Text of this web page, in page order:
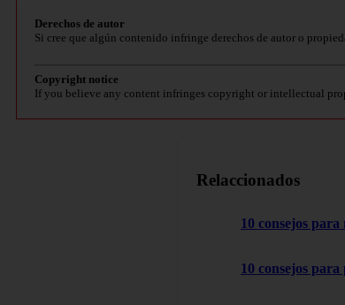
Derechos de autor
Si cree que algún contenido infringe derechos de autor o
Copyright notice
If you believe any content infringes copyright or intellectual
Relaccionados
10 consejos
10 consejos